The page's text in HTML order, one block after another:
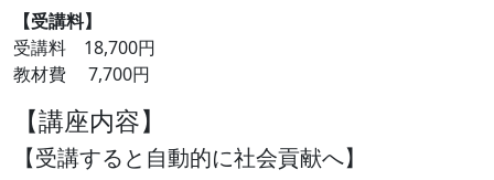
【受講料】
受講料 18,700円
教材費 7,700円
【講座内容】
【受講すると自動的に社会貢献へ】